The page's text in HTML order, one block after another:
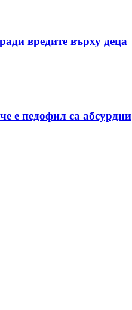
вредите върху деца
е педофил са абсурдни